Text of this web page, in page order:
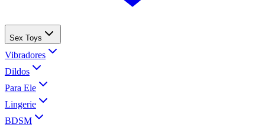
Sex Toys
Vibradores
Dildos
Para Ele
Lingerie
BDSM